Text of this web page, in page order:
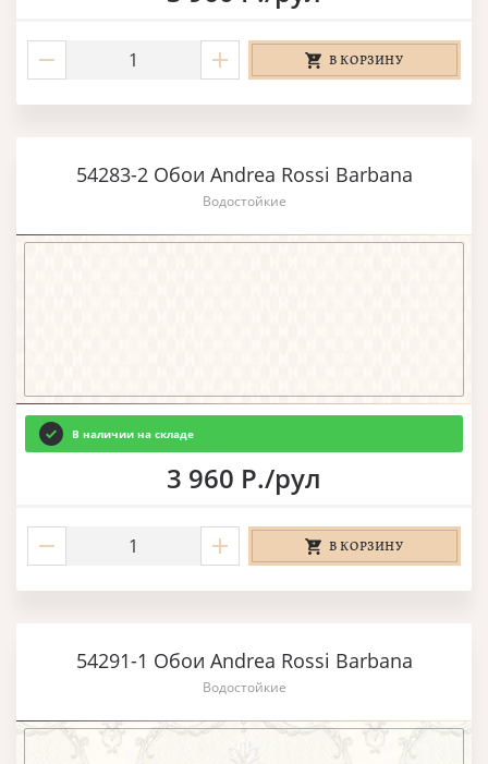
В КОРЗИНУ
54283-2 Обои Andrea Rossi Barbana
Водостойкие
В наличии на складе
3 960 Р./рул
В КОРЗИНУ
54291-1 Обои Andrea Rossi Barbana
Водостойкие